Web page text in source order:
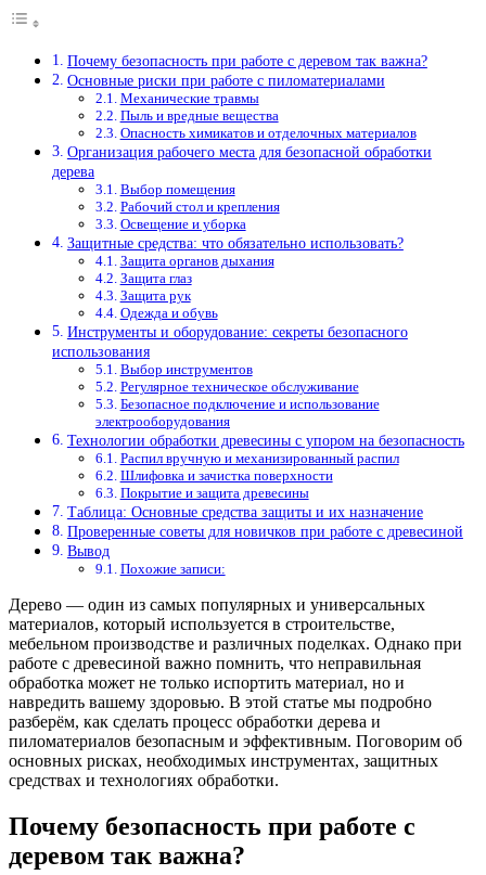
Почему безопасность при работе с деревом так важна?
Основные риски при работе с пиломатериалами
Механические травмы
Пыль и вредные вещества
Опасность химикатов и отделочных материалов
Организация рабочего места для безопасной обработки
дерева
Выбор помещения
Рабочий стол и крепления
Освещение и уборка
Защитные средства: что обязательно использовать?
Защита органов дыхания
Защита глаз
Защита рук
Одежда и обувь
Инструменты и оборудование: секреты безопасного
использования
Выбор инструментов
Регулярное техническое обслуживание
Безопасное подключение и использование
электрооборудования
Технологии обработки древесины с упором на безопасность
Распил вручную и механизированный распил
Шлифовка и зачистка поверхности
Покрытие и защита древесины
Таблица: Основные средства защиты и их назначение
Проверенные советы для новичков при работе с древесиной
Вывод
Похожие записи:
Дерево — один из самых популярных и универсальных
материалов, который используется в строительстве,
мебельном производстве и различных поделках. Однако при
работе с древесиной важно помнить, что неправильная
обработка может не только испортить материал, но и
навредить вашему здоровью. В этой статье мы подробно
разберём, как сделать процесс обработки дерева и
пиломатериалов безопасным и эффективным. Поговорим об
основных рисках, необходимых инструментах, защитных
средствах и технологиях обработки.
Почему безопасность при работе с
деревом так важна?